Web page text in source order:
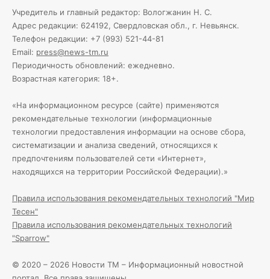
Учредитель и главный редактор: Вологжанин Н. С.
Адрес редакции: 624192, Свердловская обл., г. Невьянск.
Телефон редакции: +7 (993) 521-44-81
Email: press@news-tm.ru
Периодичность обновлений: ежедневно.
Возрастная категория: 18+.
«На информационном ресурсе (сайте) применяются
рекомендательные технологии (информационные
технологии предоставления информации на основе сбора,
систематизации и анализа сведений, относящихся к
предпочтениям пользователей сети «Интернет»,
находящихся на территории Российской Федерации).»
Правила использования рекомендательных технологий "Мир
Тесен"
Правила использования рекомендательных технологий
"Sparrow"
© 2020 – 2026 Новости ТМ – Информационный новостной